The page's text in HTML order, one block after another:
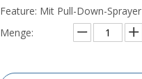
Feature: Mit Pull-Down-Sprayer
Menge: